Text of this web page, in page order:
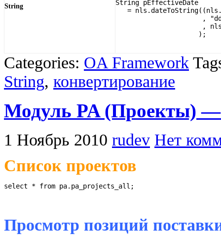
String
String pEffectiveDate
=
,
,
                     );
Categories: OA Framework
String, конвертирование
Модуль PA (Проекты) —
1 Ноябрь 2010 rudev Нет
Список проектов
select * from pa.pa_projects_all;
Просмотр позиций